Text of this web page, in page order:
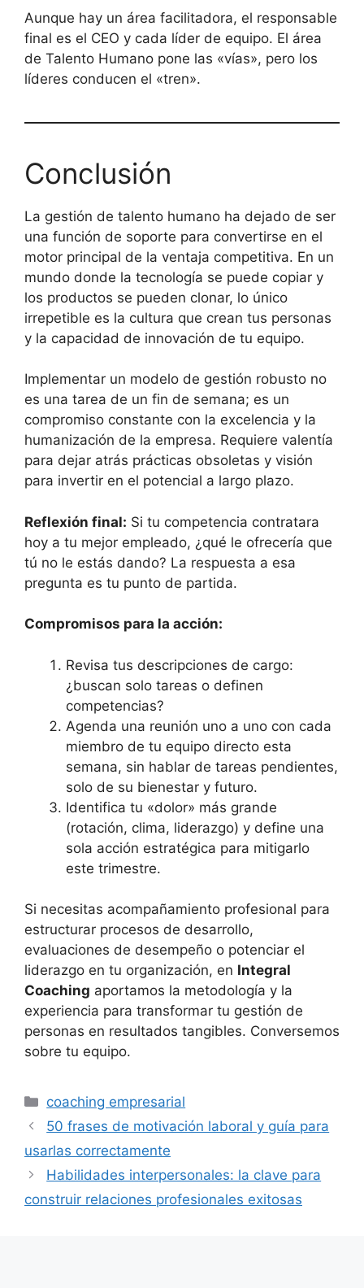
Aunque hay un área facilitadora, el responsable
final es el CEO y cada líder de equipo. El área
de Talento Humano pone las «vías», pero los
líderes conducen el «tren».
Conclusión
La gestión de talento humano ha dejado de ser
una función de soporte para convertirse en el
motor principal de la ventaja competitiva. En un
mundo donde la tecnología se puede copiar y
los productos se pueden clonar, lo único
irrepetible es la cultura que crean tus personas
y la capacidad de innovación de tu equipo.
Implementar un modelo de gestión robusto no
es una tarea de un fin de semana; es un
compromiso constante con la excelencia y la
humanización de la empresa. Requiere valentía
para dejar atrás prácticas obsoletas y visión
para invertir en el potencial a largo plazo.
Reflexión final: Si tu competencia contratara
hoy a tu mejor empleado, ¿qué le ofrecería que
tú no le estás dando? La respuesta a esa
pregunta es tu punto de partida.
Compromisos para la acción:
Revisa tus descripciones de cargo:
¿buscan solo tareas o definen
competencias?
Agenda una reunión uno a uno con cada
miembro de tu equipo directo esta
semana, sin hablar de tareas pendientes,
solo de su bienestar y futuro.
Identifica tu «dolor» más grande
(rotación, clima, liderazgo) y define una
sola acción estratégica para mitigarlo
este trimestre.
Si necesitas acompañamiento profesional para
estructurar procesos de desarrollo,
evaluaciones de desempeño o potenciar el
liderazgo en tu organización, en Integral
Coaching aportamos la metodología y la
experiencia para transformar tu gestión de
personas en resultados tangibles. Conversemos
sobre tu equipo.
coaching empresarial
50 frases de motivación laboral y guía para
usarlas correctamente
Habilidades interpersonales: la clave para
construir relaciones profesionales exitosas